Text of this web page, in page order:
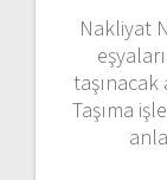
Nakliyat
taşınacak
Taşıma